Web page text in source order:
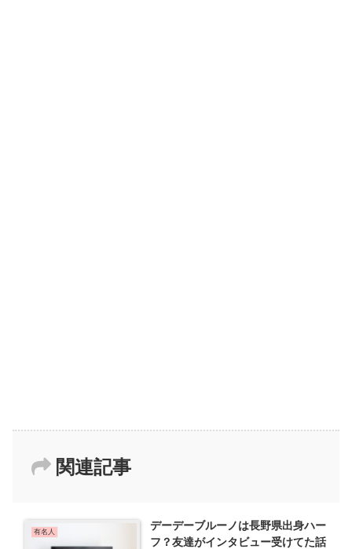
関連記事
有名人
デーデーブルーノは長野県出身ハー
フ？友達がインタビュー受けてた話